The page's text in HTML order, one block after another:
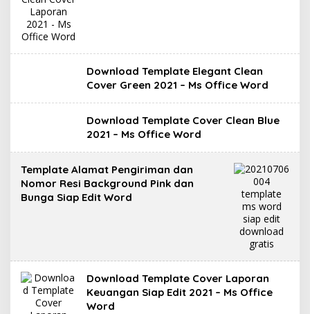
Download Template Elegant Clean
Cover Green 2021 – Ms Office Word
Download Template Cover Clean Blue
2021 – Ms Office Word
Template Alamat Pengiriman dan
Nomor Resi Background Pink dan
Bunga Siap Edit Word
Download Template Cover Laporan
Keuangan Siap Edit 2021 – Ms Office
Word